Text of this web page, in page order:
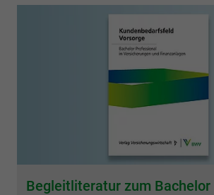
Begleitliteratur zum Bachelor